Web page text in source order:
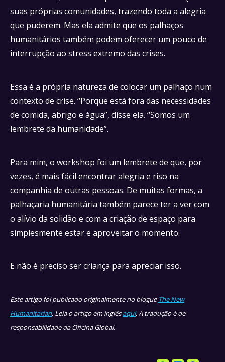
suas próprias comunidades, trazendo toda a alegria
que puderem. Mas ela admite que os palhaços
humanitários também podem oferecer um pouco de
interrupção ao stress extremo das crises.
Essa é a própria natureza de colocar um palhaço num
contexto de crise. “Porque está fora das necessidades
de comida, abrigo e água”, disse ela. “Somos um
lembrete da humanidade”.
Para mim, o workshop foi um lembrete de que, por
vezes, é mais fácil encontrar alegria e riso na
companhia de outras pessoas. De muitas formas, a
palhaçaria humanitária também parece ter a ver com
o alívio da solidão e com a criação de espaço para
simplesmente estar e aproveitar o momento.
E não é preciso ser criança para apreciar isso.
Este artigo foi publicado originalmente no blogue The New
Humanitarian. Leia o artigo em inglêsaqui. A tradução é de
responsabilidade da Oficina Global.